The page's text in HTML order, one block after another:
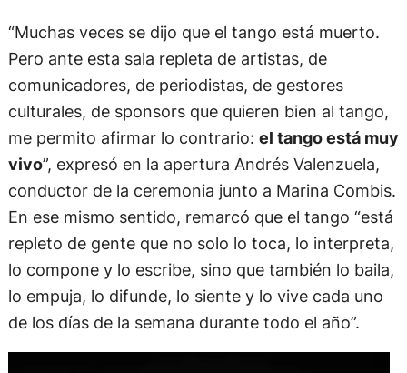
“Muchas veces se dijo que el tango está muerto.
Pero ante esta sala repleta de artistas, de
comunicadores, de periodistas, de gestores
culturales, de sponsors que quieren bien al tango,
me permito afirmar lo contrario: el tango está muy
vivo”, expresó en la apertura Andrés Valenzuela,
conductor de la ceremonia junto a Marina Combis.
En ese mismo sentido, remarcó que el tango “está
repleto de gente que no solo lo toca, lo interpreta,
lo compone y lo escribe, sino que también lo baila,
lo empuja, lo difunde, lo siente y lo vive cada uno
de los días de la semana durante todo el año”.